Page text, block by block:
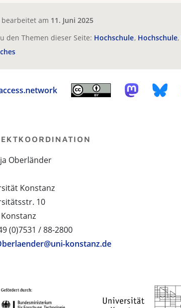
am 11. Juni 2025
den Themen dieser Seite: Hochschule Hochschule
Oberländer
Konstanz
10
(0)7531 / 88-2800
konstanz.de